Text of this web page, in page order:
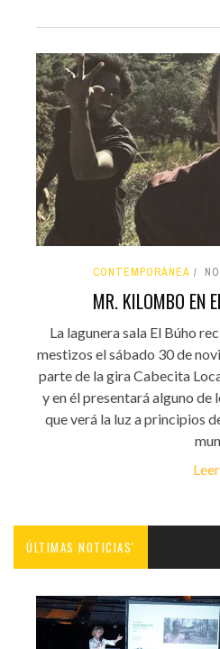
CONTEMPORÁNEA
MR. KILOMBO EN
La lagunera sala El Búho
mestizos el sábado 30 de
parte de la gira Cabecita
y en él presentará alguno de
que verá la luz a principios
ÚLTIMAS NOTICIAS'